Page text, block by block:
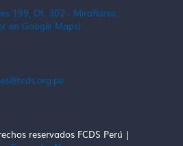
199, Of. 302 - Miraflores,
en Google Maps)
reservados FCDS Perú |